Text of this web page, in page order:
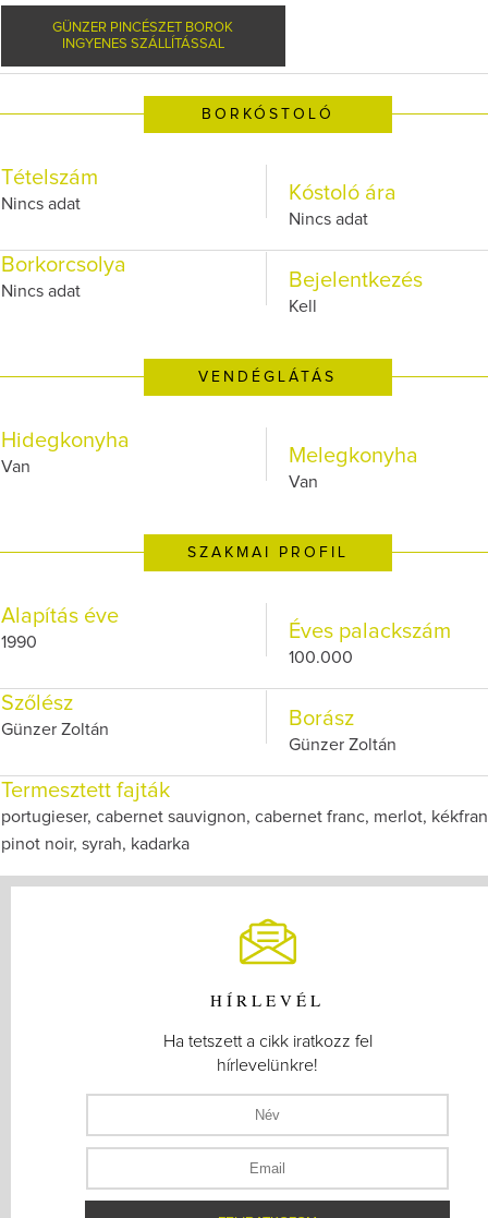
GÜNZER PINCÉSZET BOROK
INGYENES SZÁLLÍTÁSSAL
BORKÓSTOLÓ
Tételszám
Nincs adat Kóstoló ára
Nincs adat
Borkorcsolya
Nincs adat Bejelentkezés
Kell
VENDÉGLÁTÁS
Hidegkonyha
Van Melegkonyha
Van
SZAKMAI PROFIL
Alapítás éve
1990 Éves palackszám
100.000
Szőlész
Günzer Zoltán Borász
Günzer Zoltán
Termesztett fajták
portugieser, cabernet sauvignon, cabernet franc, merlot,
pinot noir, syrah, kadarka
HÍRLEVÉL
Ha tetszett a cikk iratkozz fel
hírlevelünkre!